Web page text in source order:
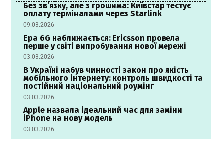
Без зв’язку, але з грошима: Київстар тестує
оплату терміналами через Starlink
09.03.2026
Ера 6G наближається: Ericsson провела
перше у світі випробування нової мережі
03.03.2026
В Україні набув чинності закон про якість
мобільного інтернету: контроль швидкості та
постійний національний роумінг
03.03.2026
Apple назвала ідеальний час для заміни
iPhone на нову модель
03.03.2026